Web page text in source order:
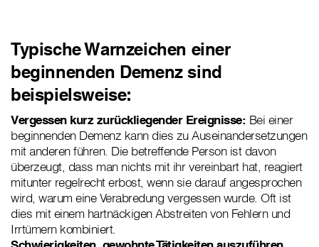
Typische Warnzeichen einer
beginnenden Demenz sind
beispielsweise:
Vergessen kurz zurückliegender Ereignisse: Bei einer
beginnenden Demenz kann dies zu Auseinandersetzungen
mit anderen führen. Die betreffende Person ist davon
überzeugt, dass man nichts mit ihr vereinbart hat, reagiert
mitunter regelrecht erbost, wenn sie darauf angesprochen
wird, warum eine Verabredung vergessen wurde. Oft ist
dies mit einem hartnäckigen Abstreiten von Fehlern und
Irrtümern kombiniert.